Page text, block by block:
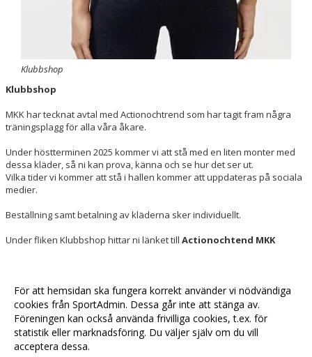
Klubbshop
Klubbshop
MKK har tecknat avtal med Actionochtrend som har tagit fram några
träningsplagg för alla våra åkare.
Under höstterminen 2025 kommer vi att stå med en liten monter med
dessa kläder, så ni kan prova, känna och se hur det ser ut.
Vilka tider vi kommer att stå i hallen kommer att uppdateras på sociala
medier.
Beställning samt betalning av kläderna sker individuellt.
Under fliken Klubbshop hittar ni länket till Actionochtend MKK
Med vänlig hälsning
MKK styrelse
För att hemsidan ska fungera korrekt använder vi nödvändiga
cookies från SportAdmin. Dessa går inte att stänga av.
Föreningen kan också använda frivilliga cookies, t.ex. för
statistik eller marknadsföring. Du väljer själv om du vill
acceptera dessa.